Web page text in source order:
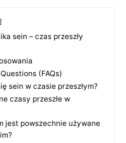
sein – czas przeszły
(FAQs)
sein w czasie przeszłym?
czasy przeszłe w
jest powszechnie używane